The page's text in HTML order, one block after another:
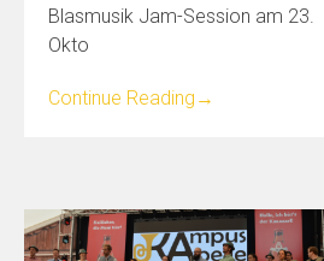
Blasmusik Jam-Session am 23.
Okto
Continue Reading →